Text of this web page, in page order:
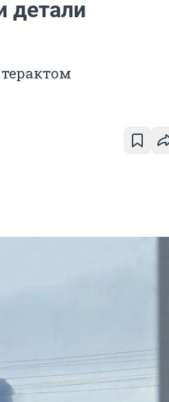
детали